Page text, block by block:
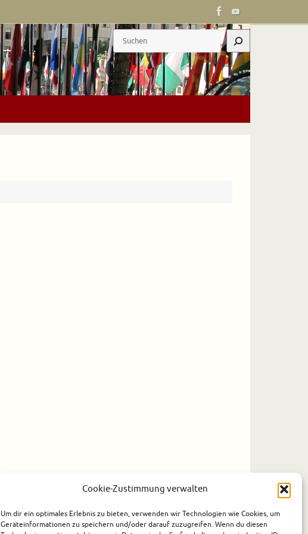
Cookie-Zustimmung verwalten
Um dir ein optimales Erlebnis zu bieten, verwenden wir Technologien wie Cookies, um
Geräteinformationen zu speichern und/oder darauf zuzugreifen. Wenn du diesen
Suchen